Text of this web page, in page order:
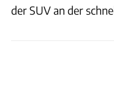
der SUV an der